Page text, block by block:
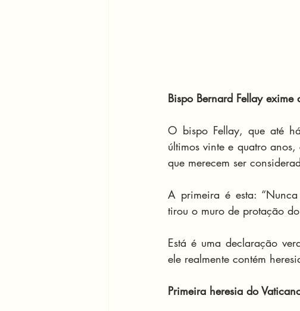
Bispo Bernard Fellay
O bispo Fellay, que até
últimos vinte e quatro anos,
que merecem ser
A primeira é esta:
tirou o muro de protação
Está é uma declaração
ele realmente contém
Primeira heresia do